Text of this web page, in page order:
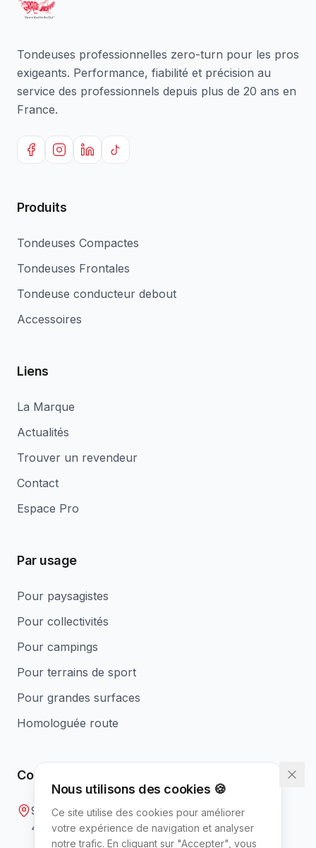
Tondeuses professionnelles zero-turn pour les pros
exigeants. Performance, fiabilité et précision au
service des professionnels depuis plus de 20 ans en
France.
Produits
Tondeuses Compactes
Tondeuses Frontales
Tondeuse conducteur debout
Accessoires
Liens
La Marque
Actualités
Trouver un revendeur
Contact
Espace Pro
Par usage
Pour paysagistes
Pour collectivités
Pour campings
Pour terrains de sport
Pour grandes surfaces
Homologuée route
Contact
9 rue Gutenberg
49700 Tuffalun, France
Nous utilisons des cookies 🍪
Ce site utilise des cookies pour améliorer
votre expérience de navigation et analyser
notre trafic. En cliquant sur "Accepter", vous